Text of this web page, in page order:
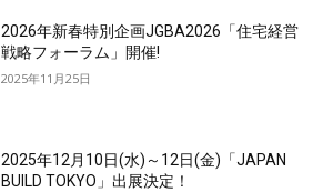
2026年新春特別企画JGBA2026「住宅経営
戦略フォーラム」開催!
2025年11月25日
2025年12月10日(水)～12日(金)「JAPAN
BUILD TOKYO」出展決定！